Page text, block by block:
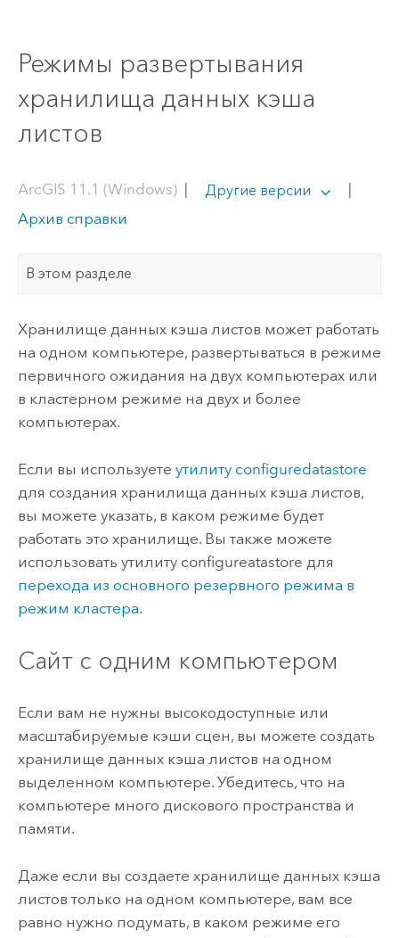
Режимы развертывания
хранилища данных кэша
листов
ArcGIS 11.1 (Windows)| Другие версии
Архив справки
В этом разделе
Хранилище данных кэша листов может работать
на одном компьютере, развертываться в режиме
первичного ожидания на двух компьютерах или
в кластерном режиме на двух и более
компьютерах.
Если вы используете утилиту configuredatastore
для создания хранилища данных кэша листов,
вы можете указать, в каком режиме будет
работать это хранилище. Вы также можете
использовать утилиту configureatastore для
перехода из основного резервного режима в
режим кластера.
Сайт с одним компьютером
Если вам не нужны высокодоступные или
масштабируемые кэши сцен, вы можете создать
хранилище данных кэша листов на одном
выделенном компьютере. Убедитесь, что на
компьютере много дискового пространства и
памяти.
Даже если вы создаете хранилище данных кэша
листов только на одном компьютере, вам все
равно нужно подумать, в каком режиме его